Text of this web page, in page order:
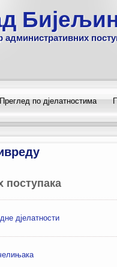
административних
Преглед по дјелатностима
поступака
дјелатности